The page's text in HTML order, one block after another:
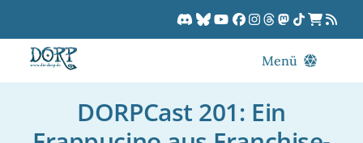
springen
Menü
DORPCast
DORPCast 201: Ein